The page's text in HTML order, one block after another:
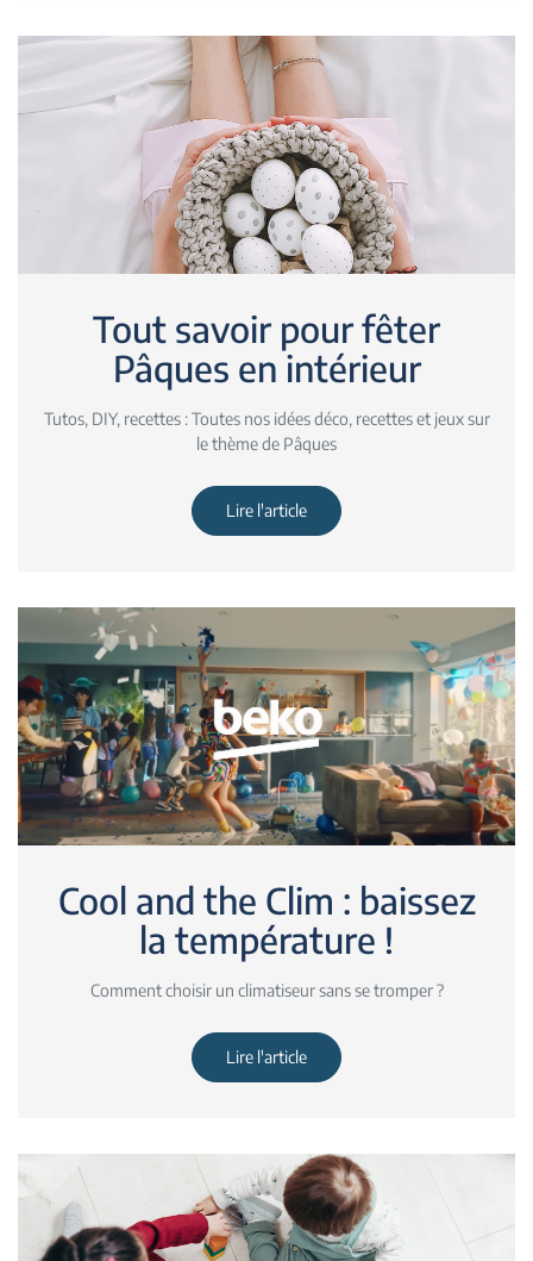
Tout savoir pour fêter
Pâques en intérieur
Tutos, DIY, recettes : Toutes nos idées déco, recettes et jeux sur
le thème de Pâques
Lire l'article
Cool and the Clim : baissez
la température !
Comment choisir un climatiseur sans se tromper ?
Lire l'article